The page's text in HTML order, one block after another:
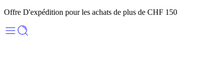
Offre D'expédition pour les achats de plus de CHF 150